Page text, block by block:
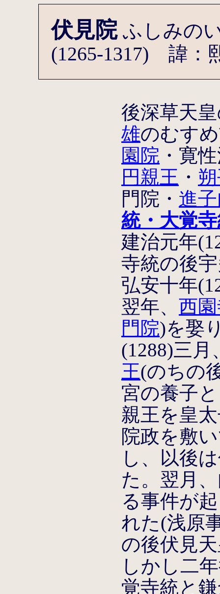
伏見院 ふしみの
(1265-1317) 諱：
後深草天
雄のむす
園院 ・寛
円親王 ・
門院・ 進
統・大覚
建治元年
寺統の後
弘安十年
翌年、西
門院)を娶
(1288)三
王(のちの
宮の養子
親王を皇
院政を敷
し、以後
た。翌月
る事件が
れた(浅原
の後伏見
しかし二
覚寺統と